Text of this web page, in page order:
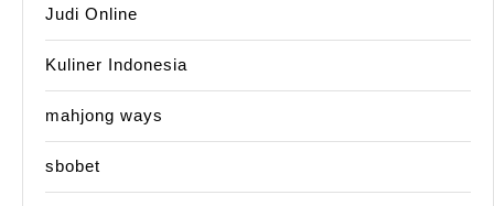
Judi Online
Kuliner Indonesia
mahjong ways
sbobet